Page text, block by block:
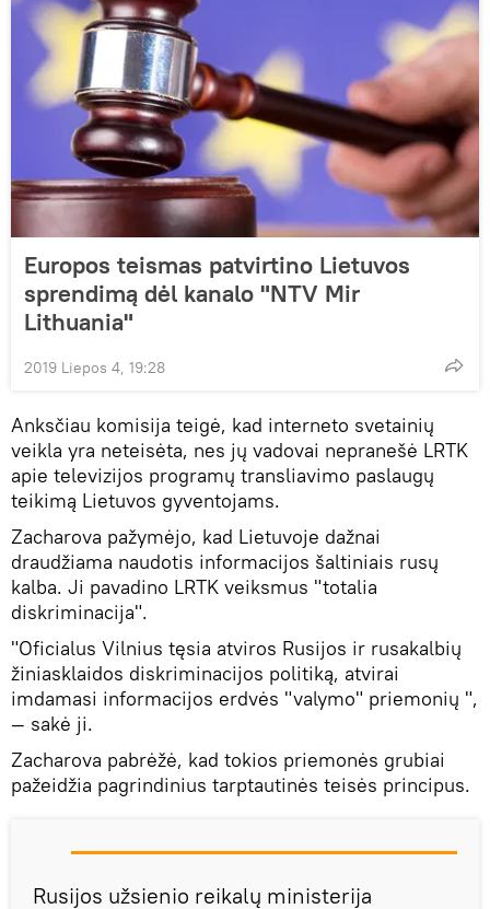
Europos teismas patvirtino Lietuvos
sprendimą dėl kanalo "NTV Mir
Lithuania"
2019 Liepos 4, 19:28
Anksčiau komisija teigė, kad interneto svetainių
veikla yra neteisėta, nes jų vadovai nepranešė LRTK
apie televizijos programų transliavimo paslaugų
teikimą Lietuvos gyventojams.
Zacharova pažymėjo, kad Lietuvoje dažnai
draudžiama naudotis informacijos šaltiniais rusų
kalba. Ji pavadino LRTK veiksmus "totalia
diskriminacija".
"Oficialus Vilnius tęsia atviros Rusijos ir rusakalbių
žiniasklaidos diskriminacijos politiką, atvirai
imdamasi informacijos erdvės "valymo" priemonių ",
— sakė ji.
Zacharova pabrėžė, kad tokios priemonės grubiai
pažeidžia pagrindinius tarptautinės teisės principus.
Rusijos užsienio reikalų ministerija